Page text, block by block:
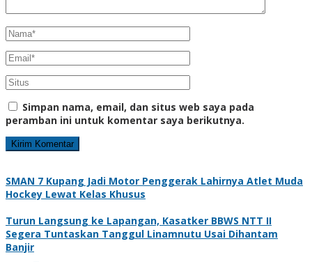
Simpan nama, email, dan situs web saya pada
peramban ini untuk komentar saya berikutnya.
SMAN 7 Kupang Jadi Motor Penggerak Lahirnya Atlet Muda
Hockey Lewat Kelas Khusus
Turun Langsung ke Lapangan, Kasatker BBWS NTT II
Segera Tuntaskan Tanggul Linamnutu Usai Dihantam
Banjir